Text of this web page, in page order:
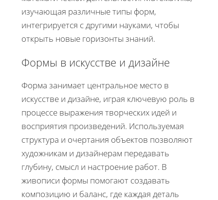
изучающая различные типы форм,
интегрируется с другими науками, чтобы
открыть новые горизонты знаний.
Формы в искусстве и дизайне
Форма занимает центральное место в
искусстве и дизайне, играя ключевую роль в
процессе выражения творческих идей и
восприятия произведений. Используемая
структура и очертания объектов позволяют
художникам и дизайнерам передавать
глубину, смысл и настроение работ. В
живописи формы помогают создавать
композицию и баланс, где каждая деталь